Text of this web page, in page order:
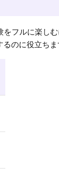
フルに楽し
のに役立ちま